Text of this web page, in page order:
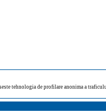
tehnologia de profilare anonima a